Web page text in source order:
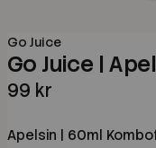
Go Juice
Go Juice |
99 kr
Apelsin | 60ml